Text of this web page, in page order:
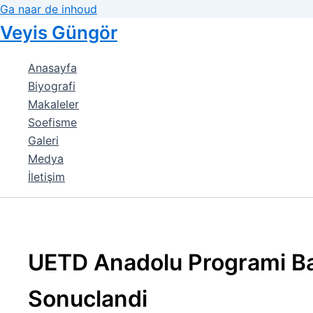
Ga naar de inhoud
Veyis Güngör
Anasayfa
Biyografi
Makaleler
Soefisme
Galeri
Medya
İletişim
UETD Anadolu Programi
Sonuclandi